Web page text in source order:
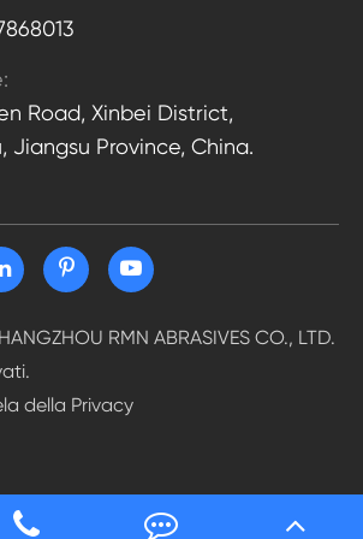
Road, Xinbei District,
Jiangsu Province, China.
RMN ABRASIVES CO., LTD.
della Privacy